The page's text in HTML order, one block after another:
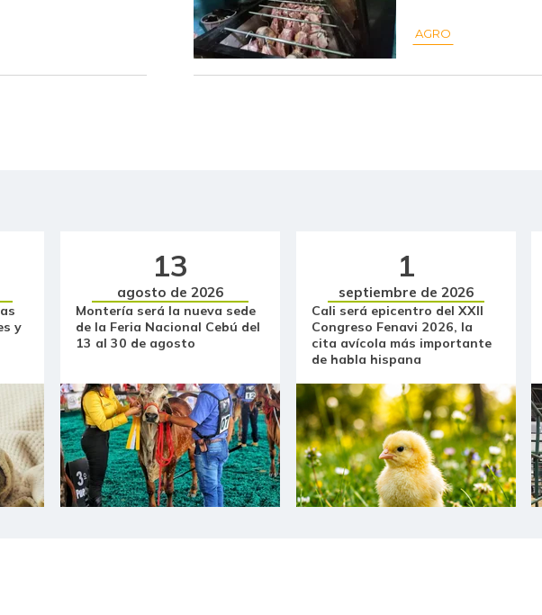
AGRO
y
13
agosto de 2026
Montería será la nueva sede
de la Feria Nacional Cebú del
13 al 30 de agosto
1
septiembre de 2026
Cali será epicentro del XXII
Congreso Fenavi 2026, la
cita avícola más importante
de habla hispana